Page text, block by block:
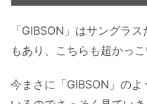
「GIBSON」はサングラ
もあり、こちらも超かっこ
今まさに「GIBSON」の